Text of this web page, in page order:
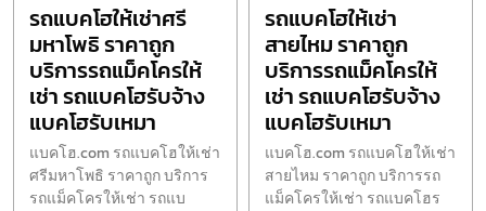
รถแบคโฮให้เช่าศรี
มหาโพธิ ราคาถูก
บริการรถแม็คโครให้
เช่า รถแบคโฮรับจ้าง
แบคโฮรับเหมา
แบคโฮ.com รถแบคโฮให้เช่า
ศรีมหาโพธิ ราคาถูก บริการ
รถแม็คโครให้เช่า รถแบ
รถแบคโฮให้เช่า
สายไหม ราคาถูก
บริการรถแม็คโครให้
เช่า รถแบคโฮรับจ้าง
แบคโฮรับเหมา
แบคโฮ.com รถแบคโฮให้เช่า
สายไหม ราคาถูก บริการรถ
แม็คโครให้เช่า รถแบคโฮร